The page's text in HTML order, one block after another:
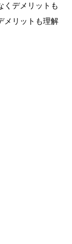
くデメリットも
メリットも理解